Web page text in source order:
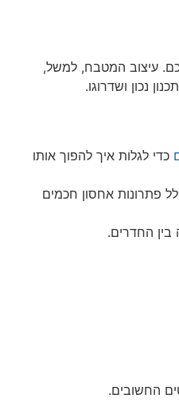
עיצוב המטבח, למשל,
נכון ושדרוגו.
כדי לגלות איך להפוך אותו
פתרונות אחסון חכמים
בין החדרים.
החשובים.